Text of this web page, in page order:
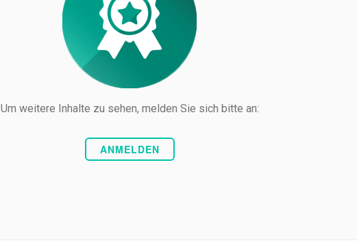
Um weitere Inhalte zu sehen, melden Sie sich bitte an:
ANMELDEN